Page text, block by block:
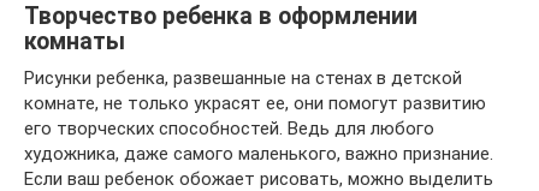
Творчество ребенка в оформлении
комнаты
Рисунки ребенка, развешанные на стенах в детской
комнате, не только украсят ее, они помогут развитию
его творческих способностей. Ведь для любого
художника, даже самого маленького, важно признание.
Если ваш ребенок обожает рисовать, можно выделить